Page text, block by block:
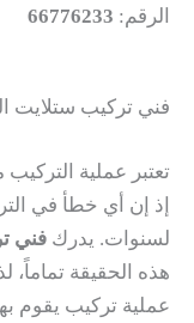
الرقم: 66776233
فني تركيب ستلايت
تعتبر عملية
إذ إن أي خطأ في
لسنوات. يدرك فني
هذه الحقيقة تماماً،
عملية تركيب يقوم